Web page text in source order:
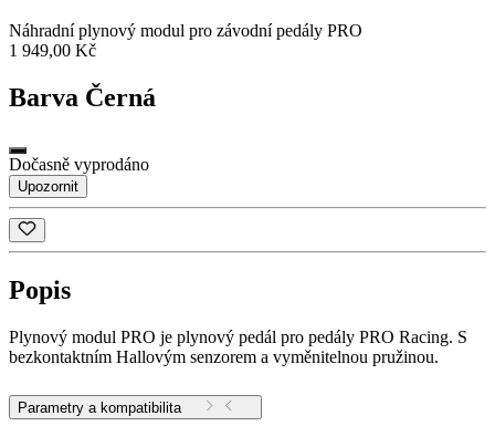
Náhradní plynový modul pro závodní pedály PRO
1 949,00 Kč
Barva Černá
Dočasně vyprodáno
Upozornit
Popis
Plynový modul PRO je plynový pedál pro pedály PRO Racing. S
bezkontaktním Hallovým senzorem a vyměnitelnou pružinou.
Parametry a kompatibilita